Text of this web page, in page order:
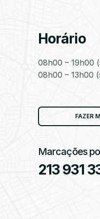
Horário
08h00 – 19h00
08h00 – 13h00
FAZER
Marcações
213 931